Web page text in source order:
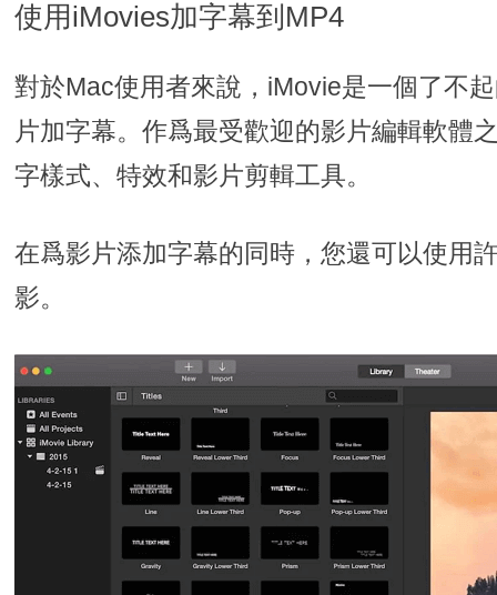
使用iMovies加字幕到MP4
對於Mac使用者來說，iMovie是一個了不
片加字幕。作爲最受歡迎的影片編輯軟體
字樣式、特效和影片剪輯工具。
在爲影片添加字幕的同時，您還可以使用
影。